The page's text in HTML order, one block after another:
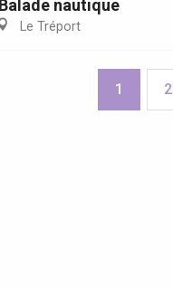
Balade nautique
Le Tréport
1 2